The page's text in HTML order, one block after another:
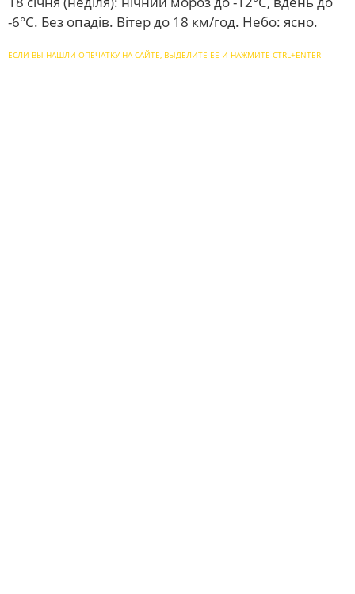
-6°С. Без опадів. Вітер до 18 км/год. Небо: ясно.
ЕСЛИ ВЫ НАШЛИ ОПЕЧАТКУ НА САЙТЕ, ВЫДЕЛИТЕ ЕЕ И НАЖМИТЕ CTRL+ENTER